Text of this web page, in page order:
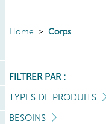
Home Corps
FILTRER PAR :
TYPES DE PRODUITS
BESOINS